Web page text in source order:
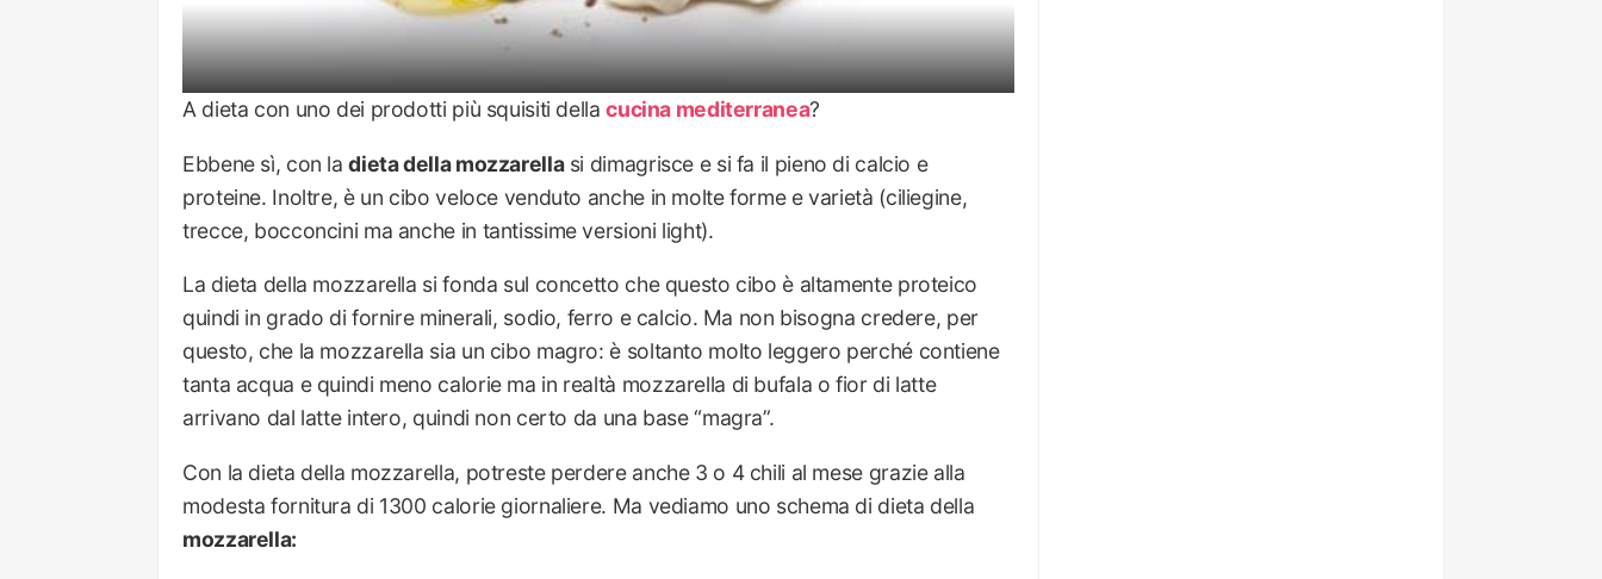
A dieta con uno dei prodotti più squisiti dellacucina mediterranea?
Ebbene sì, con ladieta della mozzarellasi dimagrisce e si fa il pieno di calcio e
proteine. Inoltre, è un cibo veloce venduto anche in molte forme e varietà (ciliegine,
trecce, bocconcini ma anche in tantissime versioni light).
La dieta della mozzarella si fonda sul concetto che questo cibo è altamente proteico
quindi in grado di fornire minerali, sodio, ferro e calcio. Ma non bisogna credere, per
questo, che la mozzarella sia un cibo magro: è soltanto molto leggero perché contiene
tanta acqua e quindi meno calorie ma in realtà mozzarella di bufala o fior di latte
arrivano dal latte intero, quindi non certo da una base “magra”.
Con la dieta della mozzarella, potreste perdere anche 3 o 4 chili al mese grazie alla
modesta fornitura di 1300 calorie giornaliere. Ma vediamo uno schema di dieta della
mozzarella: